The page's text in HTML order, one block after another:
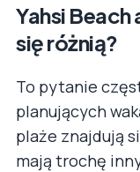
Yahsi Beach
się różnią?
To pytanie
planujących
plaże znajdują
mają trochę